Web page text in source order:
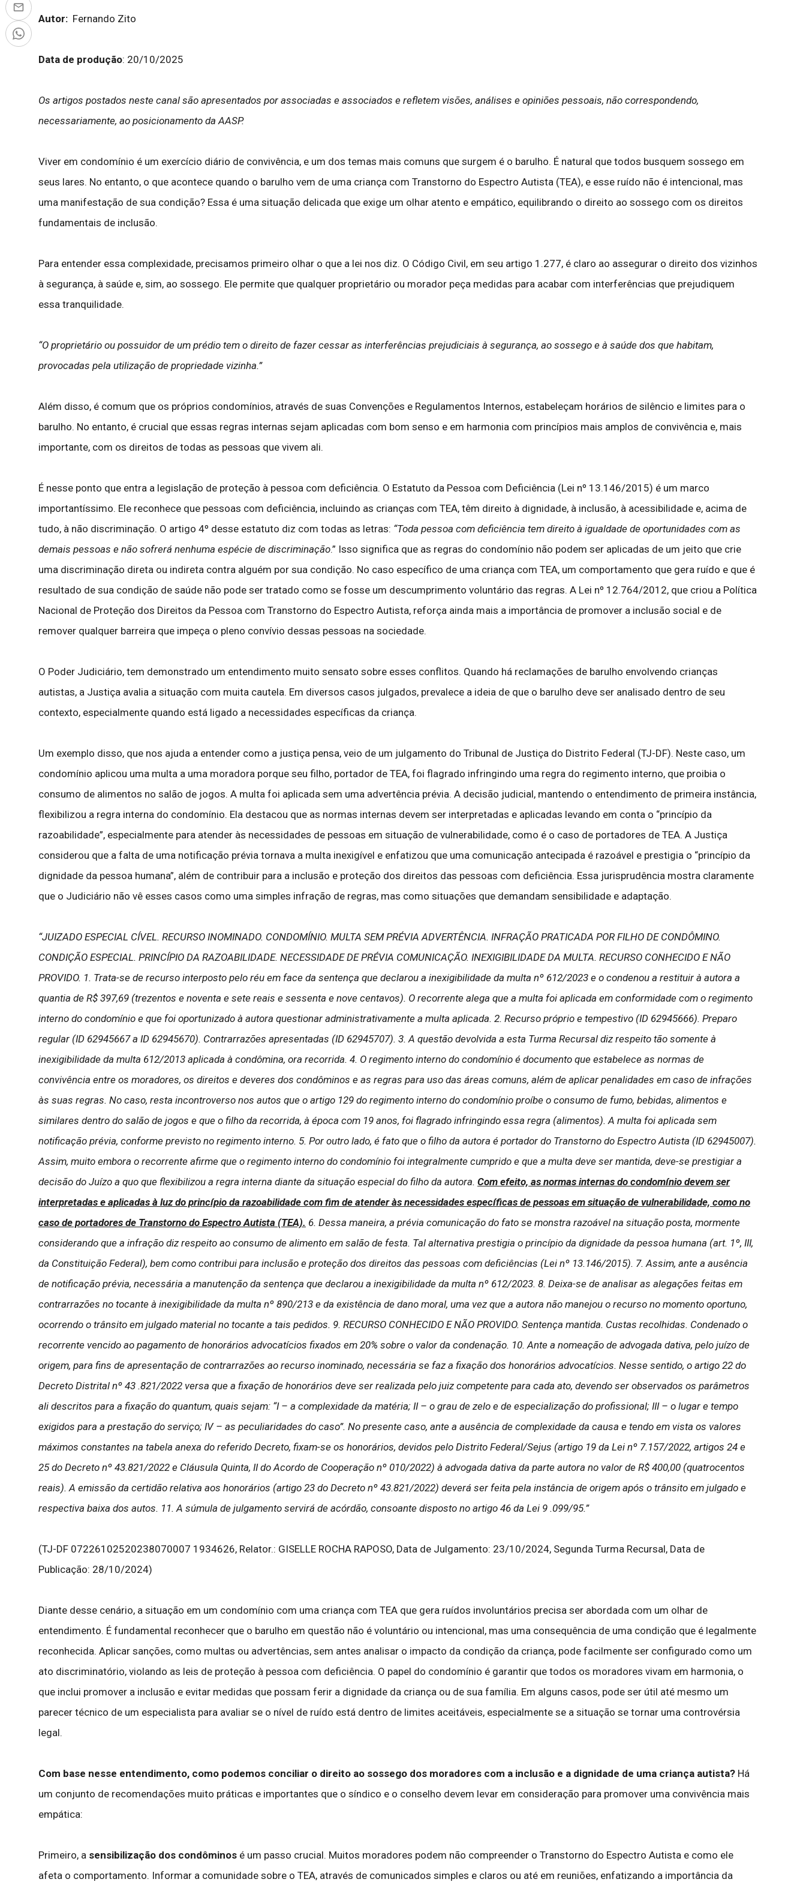
Autor: Fernando Zito
Data de produção: 20/10/2025
Os artigos postados neste canal são apresentados por associadas e associados e refletem visões, análises e opiniões pessoais, não correspondendo,
necessariamente, ao posicionamento da AASP.
Viver em condomínio é um exercício diário de convivência, e um dos temas mais comuns que surgem é o barulho. É natural que todos busquem sossego em
seus lares. No entanto, o que acontece quando o barulho vem de uma criança com Transtorno do Espectro Autista (TEA), e esse ruído não é intencional, mas
uma manifestação de sua condição? Essa é uma situação delicada que exige um olhar atento e empático, equilibrando o direito ao sossego com os direitos
fundamentais de inclusão.
Para entender essa complexidade, precisamos primeiro olhar o que a lei nos diz. O Código Civil, em seu artigo 1.277, é claro ao assegurar o direito dos vizinhos
à segurança, à saúde e, sim, ao sossego. Ele permite que qualquer proprietário ou morador peça medidas para acabar com interferências que prejudiquem
essa tranquilidade.
“O proprietário ou possuidor de um prédio tem o direito de fazer cessar as interferências prejudiciais à segurança, ao sossego e à saúde dos que habitam,
provocadas pela utilização de propriedade vizinha.”
Além disso, é comum que os próprios condomínios, através de suas Convenções e Regulamentos Internos, estabeleçam horários de silêncio e limites para o
barulho. No entanto, é crucial que essas regras internas sejam aplicadas com bom senso e em harmonia com princípios mais amplos de convivência e, mais
importante, com os direitos de todas as pessoas que vivem ali.
É nesse ponto que entra a legislação de proteção à pessoa com deficiência. O Estatuto da Pessoa com Deficiência (Lei nº 13.146/2015) é um marco
importantíssimo. Ele reconhece que pessoas com deficiência, incluindo as crianças com TEA, têm direito à dignidade, à inclusão, à acessibilidade e, acima de
tudo, à não discriminação. O artigo 4º desse estatuto diz com todas as letras: “Toda pessoa com deficiência tem direito à igualdade de oportunidades com as
demais pessoas e não sofrerá nenhuma espécie de discriminação.” Isso significa que as regras do condomínio não podem ser aplicadas de um jeito que crie
uma discriminação direta ou indireta contra alguém por sua condição. No caso específico de uma criança com TEA, um comportamento que gera ruído e que é
resultado de sua condição de saúde não pode ser tratado como se fosse um descumprimento voluntário das regras. A Lei nº 12.764/2012, que criou a Política
Nacional de Proteção dos Direitos da Pessoa com Transtorno do Espectro Autista, reforça ainda mais a importância de promover a inclusão social e de
remover qualquer barreira que impeça o pleno convívio dessas pessoas na sociedade.
O Poder Judiciário, tem demonstrado um entendimento muito sensato sobre esses conflitos. Quando há reclamações de barulho envolvendo crianças
autistas, a Justiça avalia a situação com muita cautela. Em diversos casos julgados, prevalece a ideia de que o barulho deve ser analisado dentro de seu
contexto, especialmente quando está ligado a necessidades específicas da criança.
Um exemplo disso, que nos ajuda a entender como a justiça pensa, veio de um julgamento do Tribunal de Justiça do Distrito Federal (TJ-DF). Neste caso, um
condomínio aplicou uma multa a uma moradora porque seu filho, portador de TEA, foi flagrado infringindo uma regra do regimento interno, que proibia o
consumo de alimentos no salão de jogos. A multa foi aplicada sem uma advertência prévia. A decisão judicial, mantendo o entendimento de primeira instância,
flexibilizou a regra interna do condomínio. Ela destacou que as normas internas devem ser interpretadas e aplicadas levando em conta o “princípio da
razoabilidade”, especialmente para atender às necessidades de pessoas em situação de vulnerabilidade, como é o caso de portadores de TEA. A Justiça
considerou que a falta de uma notificação prévia tornava a multa inexigível e enfatizou que uma comunicação antecipada é razoável e prestigia o “princípio da
dignidade da pessoa humana”, além de contribuir para a inclusão e proteção dos direitos das pessoas com deficiência. Essa jurisprudência mostra claramente
que o Judiciário não vê esses casos como uma simples infração de regras, mas como situações que demandam sensibilidade e adaptação.
“JUIZADO ESPECIAL CÍVEL. RECURSO INOMINADO. CONDOMÍNIO. MULTA SEM PRÉVIA ADVERTÊNCIA. INFRAÇÃO PRATICADA POR FILHO DE CONDÔMINO.
CONDIÇÃO ESPECIAL. PRINCÍPIO DA RAZOABILIDADE. NECESSIDADE DE PRÉVIA COMUNICAÇÃO. INEXIGIBILIDADE DA MULTA. RECURSO CONHECIDO E NÃO
PROVIDO. 1. Trata-se de recurso interposto pelo réu em face da sentença que declarou a inexigibilidade da multa nº 612/2023 e o condenou a restituir à autora a
quantia de R$ 397,69 (trezentos e noventa e sete reais e sessenta e nove centavos). O recorrente alega que a multa foi aplicada em conformidade com o regimento
interno do condomínio e que foi oportunizado à autora questionar administrativamente a multa aplicada. 2. Recurso próprio e tempestivo (ID 62945666). Preparo
regular (ID 62945667 a ID 62945670). Contrarrazões apresentadas (ID 62945707). 3. A questão devolvida a esta Turma Recursal diz respeito tão somente à
inexigibilidade da multa 612/2013 aplicada à condômina, ora recorrida. 4. O regimento interno do condomínio é documento que estabelece as normas de
convivência entre os moradores, os direitos e deveres dos condôminos e as regras para uso das áreas comuns, além de aplicar penalidades em caso de infrações
às suas regras. No caso, resta incontroverso nos autos que o artigo 129 do regimento interno do condomínio proíbe o consumo de fumo, bebidas, alimentos e
similares dentro do salão de jogos e que o filho da recorrida, à época com 19 anos, foi flagrado infringindo essa regra (alimentos). A multa foi aplicada sem
notificação prévia, conforme previsto no regimento interno. 5. Por outro lado, é fato que o filho da autora é portador do Transtorno do Espectro Autista (ID 62945007).
Assim, muito embora o recorrente afirme que o regimento interno do condomínio foi integralmente cumprido e que a multa deve ser mantida, deve-se prestigiar a
decisão do Juízo a quo que flexibilizou a regra interna diante da situação especial do filho da autora. Com efeito, as normas internas do condomínio devem ser
interpretadas e aplicadas à luz do princípio da razoabilidade com fim de atender às necessidades específicas de pessoas em situação de vulnerabilidade, como no
caso de portadores de Transtorno do Espectro Autista (TEA). 6. Dessa maneira, a prévia comunicação do fato se monstra razoável na situação posta, mormente
considerando que a infração diz respeito ao consumo de alimento em salão de festa. Tal alternativa prestigia o princípio da dignidade da pessoa humana (art. 1º, III,
da Constituição Federal), bem como contribui para inclusão e proteção dos direitos das pessoas com deficiências (Lei nº 13.146/2015). 7. Assim, ante a ausência
de notificação prévia, necessária a manutenção da sentença que declarou a inexigibilidade da multa nº 612/2023. 8. Deixa-se de analisar as alegações feitas em
contrarrazões no tocante à inexigibilidade da multa nº 890/213 e da existência de dano moral, uma vez que a autora não manejou o recurso no momento oportuno,
ocorrendo o trânsito em julgado material no tocante a tais pedidos. 9. RECURSO CONHECIDO E NÃO PROVIDO. Sentença mantida. Custas recolhidas. Condenado o
recorrente vencido ao pagamento de honorários advocatícios fixados em 20% sobre o valor da condenação. 10. Ante a nomeação de advogada dativa, pelo juízo de
origem, para fins de apresentação de contrarrazões ao recurso inominado, necessária se faz a fixação dos honorários advocatícios. Nesse sentido, o artigo 22 do
Decreto Distrital nº 43 .821/2022 versa que a fixação de honorários deve ser realizada pelo juiz competente para cada ato, devendo ser observados os parâmetros
ali descritos para a fixação do quantum, quais sejam: “I – a complexidade da matéria; II – o grau de zelo e de especialização do profissional; III – o lugar e tempo
exigidos para a prestação do serviço; IV – as peculiaridades do caso”. No presente caso, ante a ausência de complexidade da causa e tendo em vista os valores
máximos constantes na tabela anexa do referido Decreto, fixam-se os honorários, devidos pelo Distrito Federal/Sejus (artigo 19 da Lei nº 7.157/2022, artigos 24 e
25 do Decreto nº 43.821/2022 e Cláusula Quinta, II do Acordo de Cooperação nº 010/2022) à advogada dativa da parte autora no valor de R$ 400,00 (quatrocentos
reais). A emissão da certidão relativa aos honorários (artigo 23 do Decreto nº 43.821/2022) deverá ser feita pela instância de origem após o trânsito em julgado e
respectiva baixa dos autos. 11. A súmula de julgamento servirá de acórdão, consoante disposto no artigo 46 da Lei 9 .099/95.”
(TJ-DF 07226102520238070007 1934626, Relator.: GISELLE ROCHA RAPOSO, Data de Julgamento: 23/10/2024, Segunda Turma Recursal, Data de
Publicação: 28/10/2024)
Diante desse cenário, a situação em um condomínio com uma criança com TEA que gera ruídos involuntários precisa ser abordada com um olhar de
entendimento. É fundamental reconhecer que o barulho em questão não é voluntário ou intencional, mas uma consequência de uma condição que é legalmente
reconhecida. Aplicar sanções, como multas ou advertências, sem antes analisar o impacto da condição da criança, pode facilmente ser configurado como um
ato discriminatório, violando as leis de proteção à pessoa com deficiência. O papel do condomínio é garantir que todos os moradores vivam em harmonia, o
que inclui promover a inclusão e evitar medidas que possam ferir a dignidade da criança ou de sua família. Em alguns casos, pode ser útil até mesmo um
parecer técnico de um especialista para avaliar se o nível de ruído está dentro de limites aceitáveis, especialmente se a situação se tornar uma controvérsia
legal.
Com base nesse entendimento, como podemos conciliar o direito ao sossego dos moradores com a inclusão e a dignidade de uma criança autista? Há
um conjunto de recomendações muito práticas e importantes que o síndico e o conselho devem levar em consideração para promover uma convivência mais
empática:
Primeiro, a sensibilização dos condôminos é um passo crucial. Muitos moradores podem não compreender o Transtorno do Espectro Autista e como ele
afeta o comportamento. Informar a comunidade sobre o TEA, através de comunicados simples e claros ou até em reuniões, enfatizando a importância da